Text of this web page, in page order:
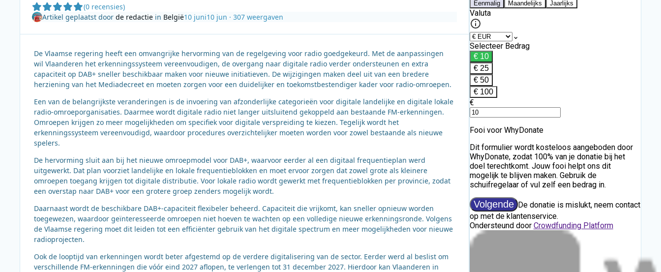
(0 recensies)
Artikel geplaatst door de redactiein België10 juni10 jun · 307 weergaven
De Vlaamse regering heeft een omvangrijke hervorming van de regelgeving voor radio goedgekeurd. Met de aanpassingen
wil Vlaanderen het erkenningssysteem vereenvoudigen, de overgang naar digitale radio verder ondersteunen en extra
capaciteit op DAB+ sneller beschikbaar maken voor nieuwe initiatieven. De wijzigingen maken deel uit van een bredere
herziening van het Mediadecreet en moeten zorgen voor een duidelijker en toekomstbestendiger kader voor radio-omroepen.
Een van de belangrijkste veranderingen is de invoering van afzonderlijke categorieën voor digitale landelijke en digitale lokale
radio-omroeporganisaties. Daarmee wordt digitale radio niet langer uitsluitend gekoppeld aan bestaande FM-erkenningen.
Omroepen krijgen zo meer mogelijkheden om specifiek voor digitale verspreiding te kiezen. Tegelijk wordt het
erkenningssysteem vereenvoudigd, waardoor procedures overzichtelijker moeten worden voor zowel bestaande als nieuwe
spelers.
De hervorming sluit aan bij het nieuwe omroepmodel voor DAB+, waarvoor eerder al een digitaal frequentieplan werd
uitgewerkt. Dat plan voorziet landelijke en lokale frequentieblokken en moet ervoor zorgen dat zowel grote als kleinere
omroepen toegang krijgen tot digitale distributie. Voor lokale radio wordt gewerkt met frequentieblokken per provincie, zodat
een overstap naar DAB+ voor een grotere groep zenders mogelijk wordt.
Daarnaast wordt de beschikbare DAB+-capaciteit flexibeler beheerd. Capaciteit die vrijkomt, kan sneller opnieuw worden
toegewezen, waardoor geïnteresseerde omroepen niet hoeven te wachten op een volledige nieuwe erkenningsronde. Volgens
de Vlaamse regering moet dit leiden tot een efficiënter gebruik van het digitale spectrum en meer mogelijkheden voor nieuwe
radioprojecten.
Ook de looptijd van erkenningen wordt beter afgestemd op de verdere digitalisering van de sector. Eerder werd al beslist om
verschillende FM-erkenningen die vóór eind 2027 aflopen, te verlengen tot 31 december 2027. Hierdoor kan Vlaanderen in